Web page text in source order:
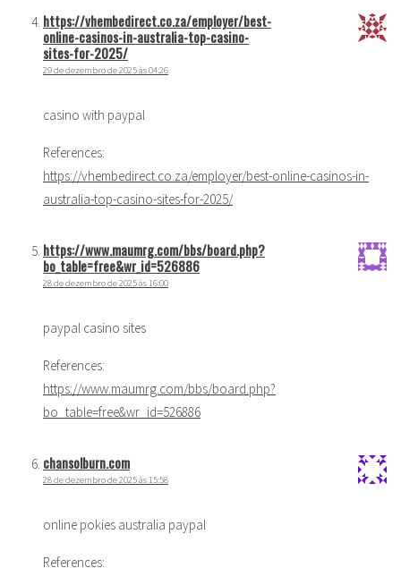
https://vhembedirect.co.za/employer/best-
online-casinos-in-australia-top-casino-
sites-for-2025/
29 de dezembro de 2025 às 04:26
casino with paypal
References:
https://vhembedirect.co.za/employer/best-online-casinos-in-
australia-top-casino-sites-for-2025/
https://www.maumrg.com/bbs/board.php?
bo_table=free&wr_id=526886
28 de dezembro de 2025 às 16:00
paypal casino sites
References:
https://www.maumrg.com/bbs/board.php?
bo_table=free&wr_id=526886
chansolburn.com
28 de dezembro de 2025 às 15:58
online pokies australia paypal
References: